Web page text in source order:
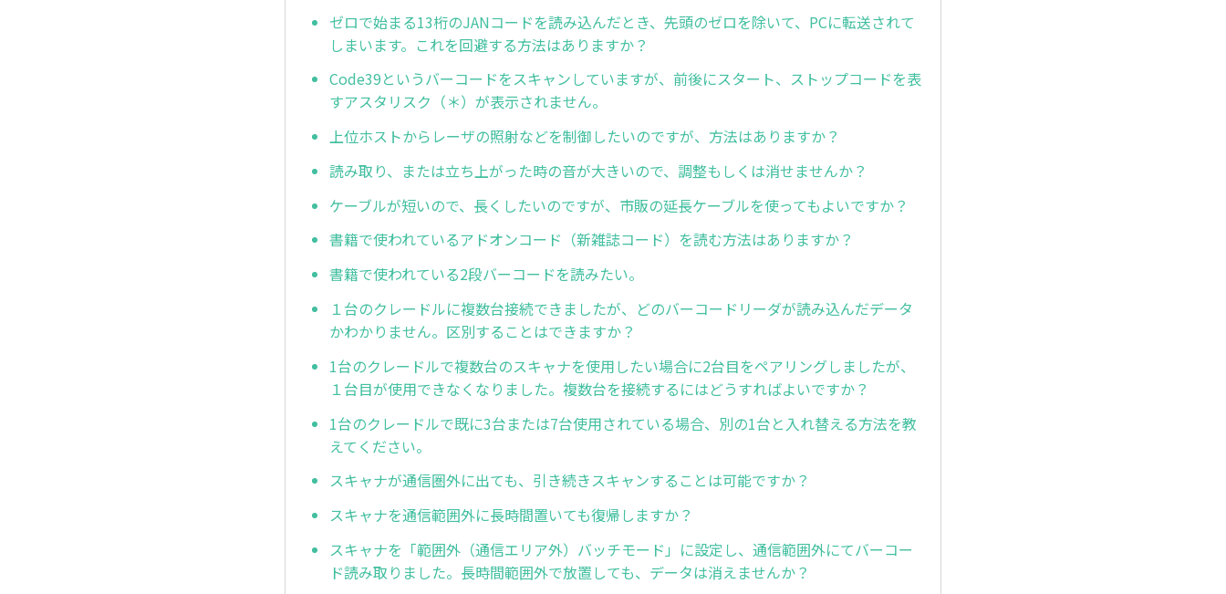
ゼロで始まる13桁のJANコードを読み込んだとき、先頭のゼロを除いて、PCに転送されて
しまいます。これを回避する方法はありますか？
Code39というバーコードをスキャンしていますが、前後にスタート、ストップコードを表
すアスタリスク（＊）が表示されません。
上位ホストからレーザの照射などを制御したいのですが、方法はありますか？
読み取り、または立ち上がった時の音が大きいので、調整もしくは消せませんか？
ケーブルが短いので、長くしたいのですが、市販の延長ケーブルを使ってもよいですか？
書籍で使われているアドオンコード（新雑誌コード）を読む方法はありますか？
書籍で使われている2段バーコードを読みたい。
１台のクレードルに複数台接続できましたが、どのバーコードリーダが読み込んだデータ
かわかりません。区別することはできますか？
1台のクレードルで複数台のスキャナを使用したい場合に2台目をペアリングしましたが、
１台目が使用できなくなりました。複数台を接続するにはどうすればよいですか？
1台のクレードルで既に3台または7台使用されている場合、別の1台と入れ替える方法を教
えてください。
スキャナが通信圏外に出ても、引き続きスキャンすることは可能ですか？
スキャナを通信範囲外に長時間置いても復帰しますか？
スキャナを「範囲外（通信エリア外）バッチモード」に設定し、通信範囲外にてバーコー
ド読み取りました。長時間範囲外で放置しても、データは消えませんか？